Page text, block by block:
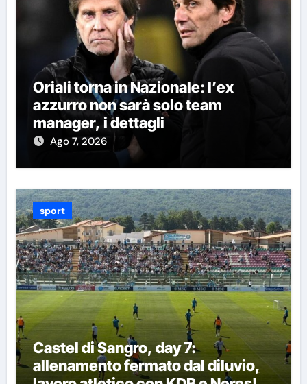
Oriali torna in Nazionale: l’ex
azzurro non sarà solo team
manager, i dettagli
Ago 7, 2026
sport
Castel di Sangro, day 7:
allenamento fermato dal diluvio,